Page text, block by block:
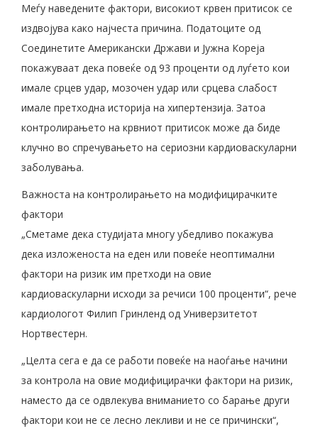
Меѓу наведените фактори, високиот крвен притисок се
издвојува како најчеста причина. Податоците од
Соединетите Американски Држави и Јужна Кореја
покажуваат дека повеќе од 93 проценти од луѓето кои
имале срцев удар, мозочен удар или срцева слабост
имале претходна историја на хипертензија. Затоа
контролирањето на крвниот притисок може да биде
клучно во спречувањето на сериозни кардиоваскуларни
заболувања.
Важноста на контролирањето на модифицирачките
фактори
„Сметаме дека студијата многу убедливо покажува
дека изложеноста на еден или повеќе неоптимални
фактори на ризик им претходи на овие
кардиоваскуларни исходи за речиси 100 проценти“, рече
кардиологот Филип Гринленд од Универзитетот
Нортвестерн.
„Целта сега е да се работи повеќе на наоѓање начини
за контрола на овие модифицирачки фактори на ризик,
наместо да се одвлекува вниманието со барање други
фактори кои не се лесно лекливи и не се причински“,